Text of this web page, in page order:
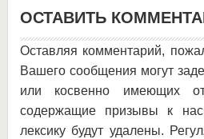
ОСТАВИТЬ
Оставляя комментарий,
Вашего сообщения могут
или косвенно имеющих
содержащие призывы к
лексику будут удалены.